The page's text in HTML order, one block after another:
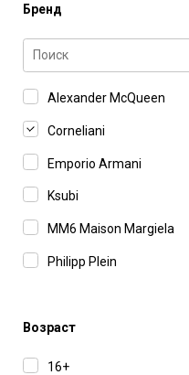
Бренд
Alexander McQueen
Corneliani
Emporio Armani
Ksubi
MM6 Maison Margiela
Philipp Plein
Svevo Parma
Tom Ford
Возраст
16+